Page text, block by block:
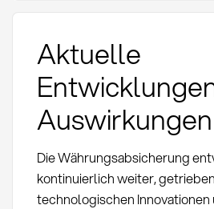
Aktuelle
Auswirkungen
Die Währungsabsicherung
kontinuierlich weiter,
technologischen